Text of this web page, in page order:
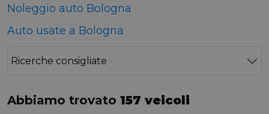
Noleggio auto Bologna
Auto usate a Bologna
Ricerche consigliate
Abbiamo trovato 157 veicoli